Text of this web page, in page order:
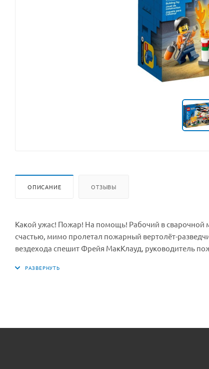
ОПИСАНИЕ ОТЗЫВЫ
Какой ужас! Пожар! На помощь! Рабочий в
счастью, мимо пролетал пожарный вертолёт-
вездехода спешит Фрейя МакКлауд, руководитель